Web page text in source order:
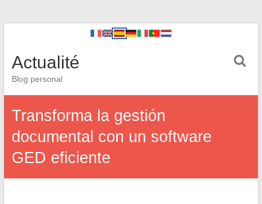
Actualité
Blog personal
Transforma la gestión
documental con un software
GED eficiente